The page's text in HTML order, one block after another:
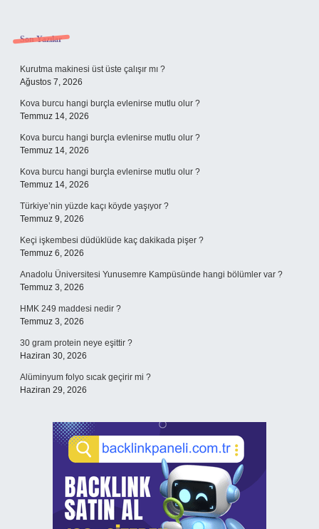
Sidebar
Son Yazılar
Kurutma makinesi üst üste çalışır mı ?
Ağustos 7, 2026
Kova burcu hangi burçla evlenirse mutlu olur ?
Temmuz 14, 2026
Kova burcu hangi burçla evlenirse mutlu olur ?
Temmuz 14, 2026
Kova burcu hangi burçla evlenirse mutlu olur ?
Temmuz 14, 2026
Türkiye’nin yüzde kaçı köyde yaşıyor ?
Temmuz 9, 2026
Keçi işkembesi düdüklüde kaç dakikada pişer ?
Temmuz 6, 2026
Anadolu Üniversitesi Yunusemre Kampüsünde hangi bölümler var ?
Temmuz 3, 2026
HMK 249 maddesi nedir ?
Temmuz 3, 2026
30 gram protein neye eşittir ?
Haziran 30, 2026
Alüminyum folyo sıcak geçirir mi ?
Haziran 29, 2026